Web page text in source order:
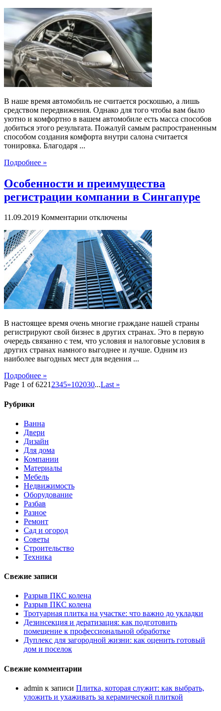
В
чем
особенности
тонировки
автомобиля
В наше время автомобиль не считается роскошью, а лишь
средством передвижения. Однако для того чтобы вам было
уютно и комфортно в вашем автомобиле есть масса способов
добиться этого результата. Пожалуй самым распространенным
способом создания комфорта внутри салона считается
тонировка. Благодаря ...
Подробнее »
Особенности и преимущества
регистрации компании в Сингапуре
11.09.2019 Комментарии к
Особенности
и
преимущества
регистрации
компании
в
Сингапуре
отключены
В настоящее время очень многие граждане нашей страны
регистрируют свой бизнес в других странах. Это в первую
очередь связанно с тем, что условия и налоговые условия в
других странах намного выгоднее и лучше. Одним из
наиболее выгодных мест для ведения ...
Подробнее »
Page 1 of 62212345»102030...Last »
Рубрики
Ванна
Двери
Дизайн
Для дома
Компании
Материалы
Мебель
Недвижимость
Оборудование
Разбав
Разное
Ремонт
Сад и огород
Советы
Строительство
Техника
Свежие записи
Разрыв ПКС колена
Разрыв ПКС колена
Тротуарная плитка на участке: что важно до укладки
Дезинсекция и дератизация: как подготовить
помещение к профессиональной обработке
Дуплекс для загородной жизни: как оценить готовый
дом и поселок
Свежие комментарии
admin к записи Плитка, которая служит: как выбрать,
уложить и ухаживать за керамической плиткой